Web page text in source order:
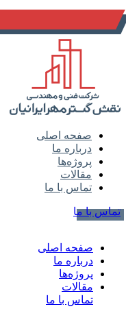
صفحه اصلی
درباره ما
پروژه‌ها
مقالات
تماس با ما
تماس با ما
صفحه اصلی
درباره ما
پروژه‌ها
مقالات
تماس با ما